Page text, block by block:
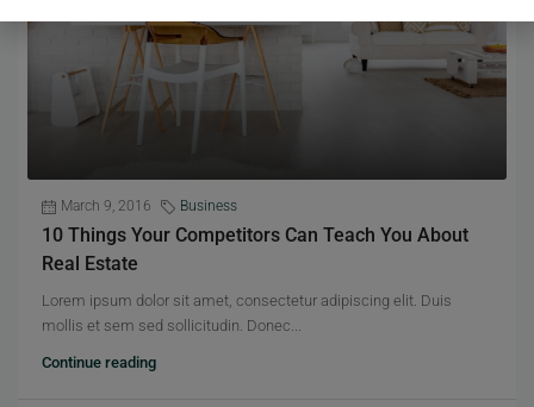
March 9, 2016 Business
10 Things Your Competitors Can Teach You About
Real Estate
Lorem ipsum dolor sit amet, consectetur adipiscing elit. Duis
mollis et sem sed sollicitudin. Donec...
Continue reading